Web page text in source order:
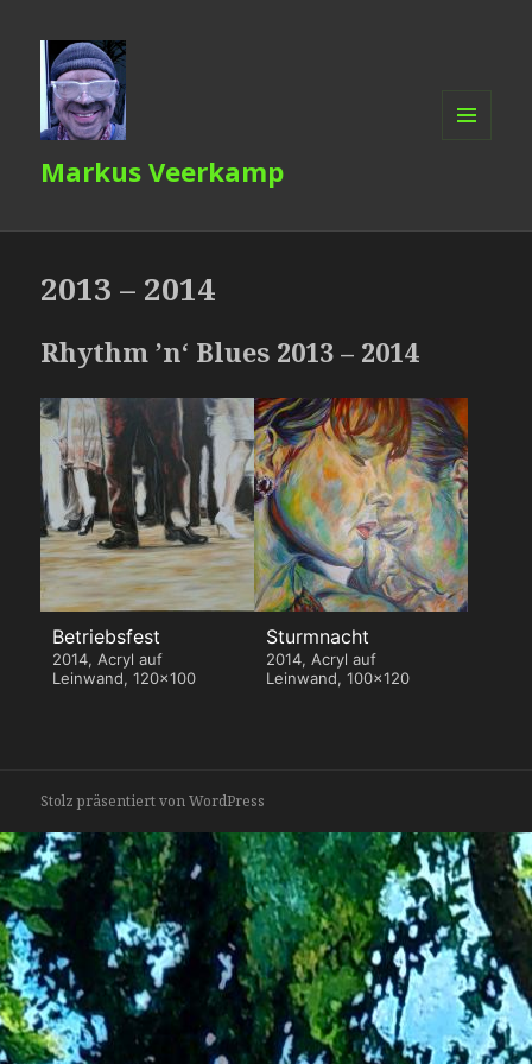
Markus Veerkamp
2013 – 2014
Rhythm ’n‘ Blues 2013 – 2014
Betriebsfest
2014, Acryl auf
Leinwand, 120x100
Sturmnacht
2014, Acryl auf
Leinwand, 100x120
Stolz präsentiert von WordPress